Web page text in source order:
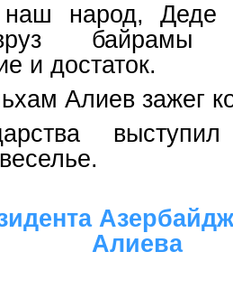
наш народ, Деде
байрамы
и достаток.
Алиев зажег
Алиева